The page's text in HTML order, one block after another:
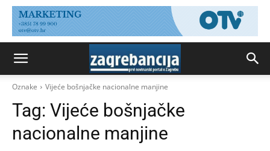
Oznake Vijeće bošnjačke nacionalne manjine
Tag: Vijeće bošnjačke
nacionalne manjine